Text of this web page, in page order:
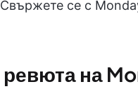
се с
на